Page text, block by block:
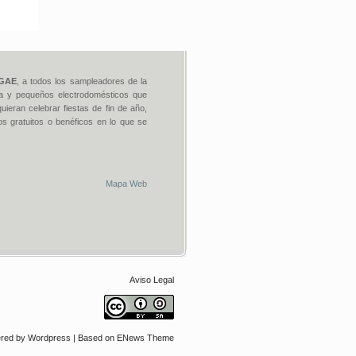
, a todos los sampleadores de la
y pequeños electrodomésticos que
celebrar fiestas de fin de año,
gratuitos o benéficos en lo que se
Mapa Web
Aviso Legal
by Wordpress | Based on ENews Theme